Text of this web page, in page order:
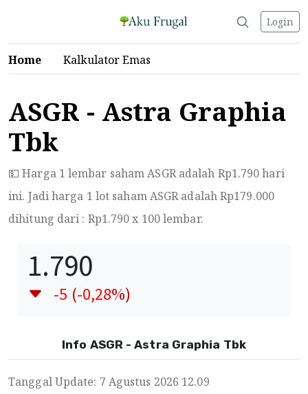
Login
Home Kalkulator Emas
ASGR - Astra Graphia
Tbk
💵 Harga 1 lembar saham ASGR adalah Rp1.790hari
ini. Jadi harga 1 lot saham ASGR adalah Rp179.000
dihitung dari : Rp1.790x 100 lembar.
1.790
-5 (-0,28%)
Info ASGR - Astra Graphia Tbk
Tanggal Update: 7 Agustus 2026 12.09